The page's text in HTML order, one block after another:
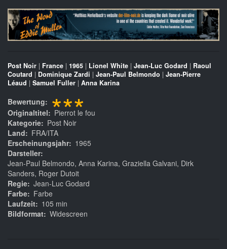
Post Noir | France | 1965 | Lionel White | Jean-Luc Godard | Raoul
Coutard | Dominique Zardi | Jean-Paul Belmondo | Jean-Pierre
Léaud | Samuel Fuller | Anna Karina
Bewertung ***
Originaltitel
Pierrot le fou
Kategorie
Post Noir
Land
FRA/ITA
Erscheinungsjahr
1965
Darsteller
Jean-Paul Belmondo, Anna Karina, Graziella Galvani, Dirk
Sanders, Roger Dutoit
Regie Jean-Luc Godard
Farbe
Farbe
Laufzeit
105 min
Bildformat Widescreen